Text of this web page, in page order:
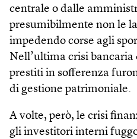
centrale o dalle
presumibilmente non le
impedendo corse agli
Nell’ultima crisi bancaria
prestiti in sofferenza
di gestione patrimoniale.
A volte, però, le crisi
gli investitori interni